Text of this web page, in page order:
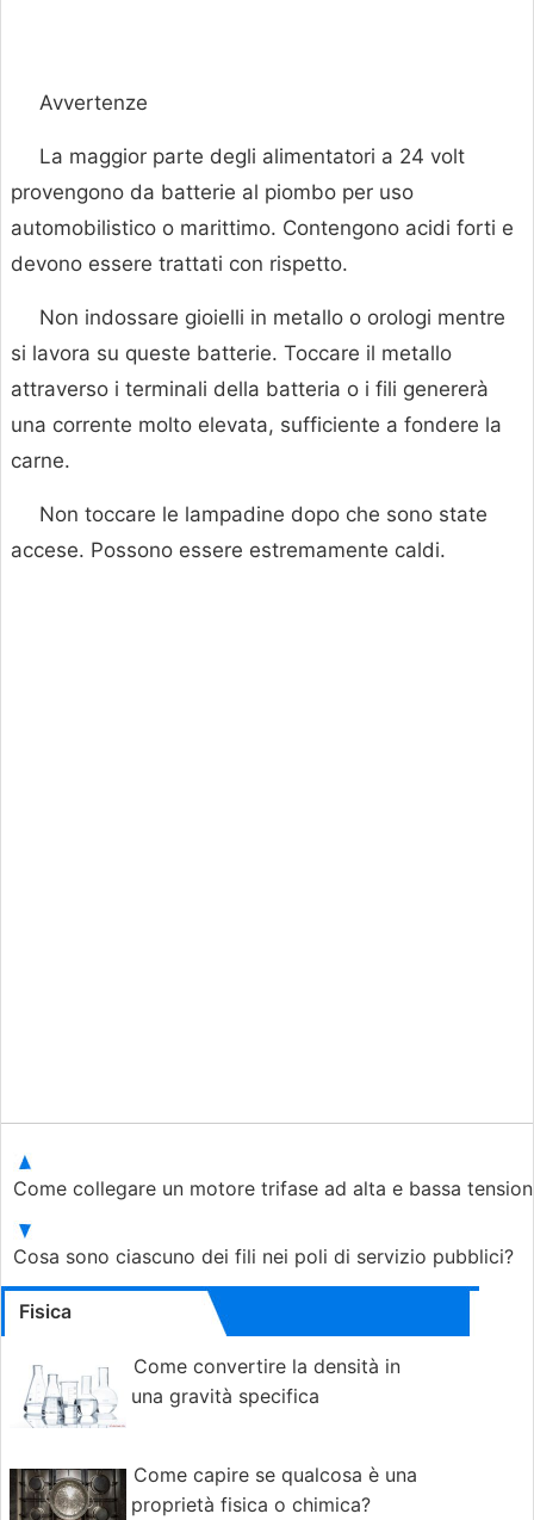
Avvertenze
La maggior parte degli alimentatori a 24 volt
provengono da batterie al piombo per uso
automobilistico o marittimo. Contengono acidi forti e
devono essere trattati con rispetto.
Non indossare gioielli in metallo o orologi mentre
si lavora su queste batterie. Toccare il metallo
attraverso i terminali della batteria o i fili genererà
una corrente molto elevata, sufficiente a fondere la
carne.
Non toccare le lampadine dopo che sono state
accese. Possono essere estremamente caldi.
Come collegare un motore trifase ad alta e bassa
Cosa sono ciascuno dei fili nei poli di servizio pubblici?
Fisica
Come convertire la densità in
una gravità specifica
Come capire se qualcosa è una
proprietà fisica o chimica?